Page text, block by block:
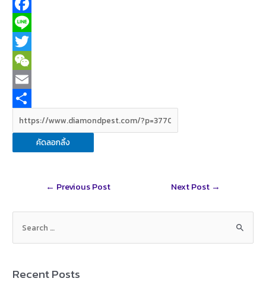
F
a
c
e
b
o
k
L
n
e
T
w
t
e
W
e
h
a
E
m
a
i
h
a
คัดลอกลิ้ง
← Previous Post Next Post →
Recent Posts